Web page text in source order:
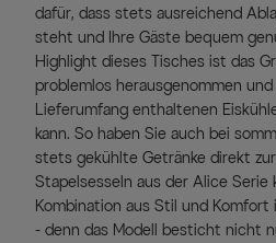
dafür, dass stets ausreichend
steht und Ihre Gäste bequem
Highlight dieses Tisches ist das
problemlos herausgenommen
Lieferumfang enthaltenen
kann. So haben Sie auch bei
stets gekühlte Getränke direkt
Stapelsesseln aus der Alice
Kombination aus Stil und
- denn das Modell besticht nicht